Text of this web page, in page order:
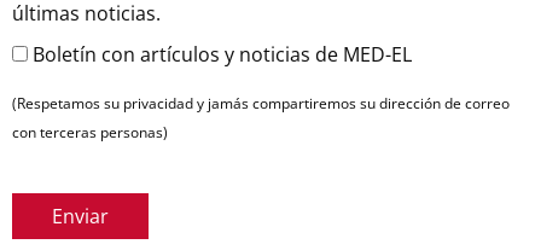
últimas noticias.
Boletín con artículos y noticias de MED-EL
(Respetamos su privacidad y jamás compartiremos su dirección de correo
con terceras personas)
Enviar